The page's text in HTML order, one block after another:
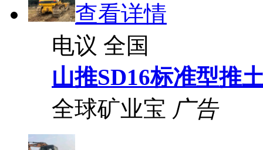
查看详情
电议 全国
山推SD16标准型推
全球矿业宝 广告